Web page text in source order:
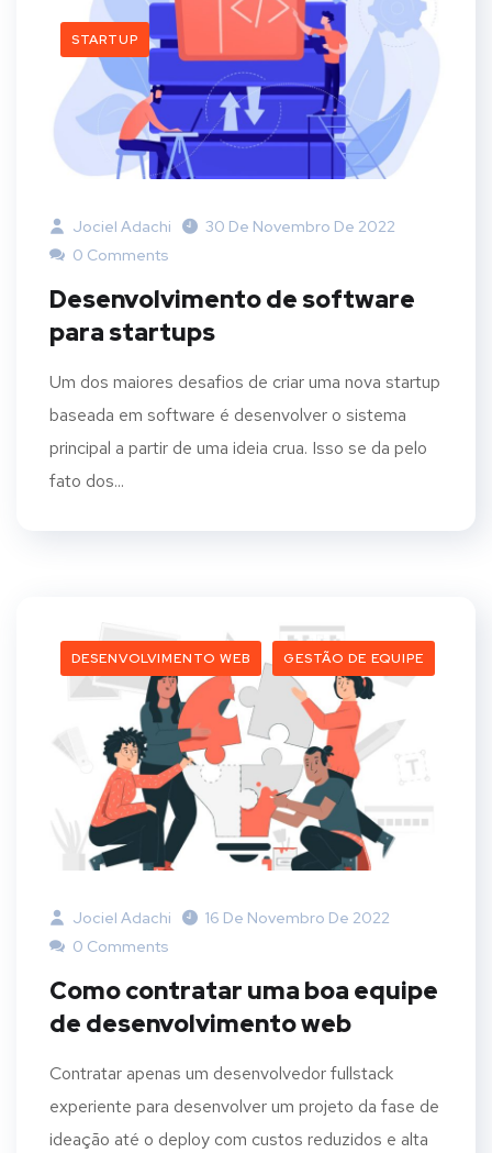
STARTUP
Jociel Adachi
30 De Novembro De 2022
0 Comments
Desenvolvimento de software
para startups
Um dos maiores desafios de criar uma nova startup
baseada em software é desenvolver o sistema
principal a partir de uma ideia crua. Isso se da pelo
fato dos...
DESENVOLVIMENTO WEB GESTÃO DE EQUIPE
Jociel Adachi
16 De Novembro De 2022
0 Comments
Como contratar uma boa equipe
de desenvolvimento web
Contratar apenas um desenvolvedor fullstack
experiente para desenvolver um projeto da fase de
ideação até o deploy com custos reduzidos e alta